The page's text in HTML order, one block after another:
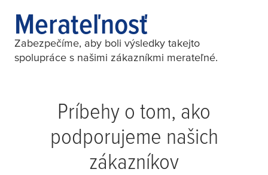
Merateľnosť
Zabezpečíme, aby boli výsledky takejto
spolupráce s našimi zákazníkmi merateľné.
Príbehy o tom, ako
podporujeme našich
zákazníkov